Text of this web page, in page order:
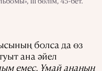
болса да өз
ана әйел
емес, Ұмай ананың